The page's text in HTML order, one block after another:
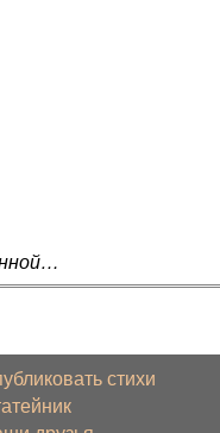
стихи